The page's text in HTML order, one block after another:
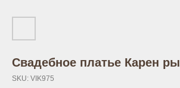
Свадебное платье Карен
SKU: VIK975